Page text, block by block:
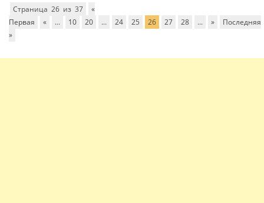
Страница 26 из 37
«
Первая
« ... 10 20 ... 24 25 26 27 28 ... »
Последняя
»